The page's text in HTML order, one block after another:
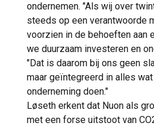
ondernemen. "Als wij over
steeds op een verantwoorde
voorzien in de behoeften aan
we duurzaam investeren en
"Dat is daarom bij ons geen
maar geïntegreerd in alles
onderneming doen."
Løseth erkent dat Nuon als
met een forse uitstoot van